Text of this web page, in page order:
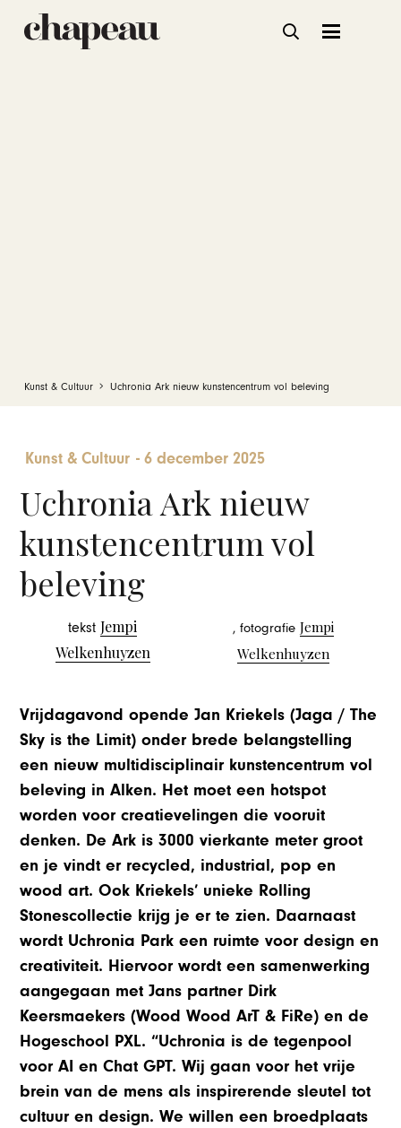
Kunst & Cultuur Uchronia Ark nieuw kunstencentrum vol beleving
Kunst & Cultuur -6 december 2025
Uchronia Ark nieuw
kunstencentrum vol
beleving
tekstJempi
Welkenhuyzen
, fotografie Jempi
Welkenhuyzen
Vrijdagavond opende Jan Kriekels (Jaga / The
Sky is the Limit) onder brede belangstelling
een nieuw multidisciplinair kunstencentrum vol
beleving in Alken. Het moet een hotspot
worden voor creatievelingen die vooruit
denken. De Ark is 3000 vierkante meter groot
en je vindt er recycled, industrial, pop en
wood art. Ook Kriekels’ unieke Rolling
Stonescollectie krijg je er te zien. Daarnaast
wordt Uchronia Park een ruimte voor design en
creativiteit. Hiervoor wordt een samenwerking
aangegaan met Jans partner Dirk
Keersmaekers (Wood Wood ArT & FiRe) en de
Hogeschool PXL. “Uchronia is de tegenpool
voor AI en Chat GPT. Wij gaan voor het vrije
brein van de mens als inspirerende sleutel tot
cultuur en design. We willen een broedplaats